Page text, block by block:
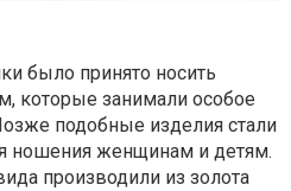
было принято носить
которые занимали особое
подобные изделия стали
ношения женщинам и детям.
производили из золота